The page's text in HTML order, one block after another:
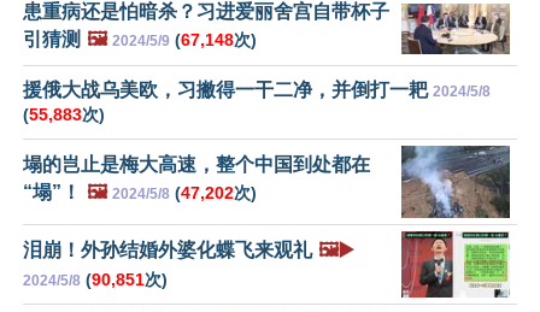
患重病还是怕暗杀？习进爱丽舍宫自带杯子
引猜测 🖼️ 2024/5/9 (67,148次)
援俄大战乌美欧，习撇得一干二净，并倒打一耙 2024/5/8
(55,883次)
塌的岂止是梅大高速，整个中国到处都在
“塌”！
🖼️ 2024/5/8 (47,202次)
泪崩！外孙结婚外婆化蝶飞来观礼 🖼️▶️
2024/5/8 (90,851次)